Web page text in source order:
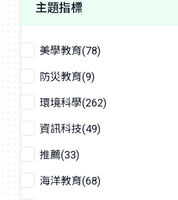
主題指標
美學教育(78)
防災教育(9)
環境科學(262)
資訊科技(49)
推薦(33)
海洋教育(68)